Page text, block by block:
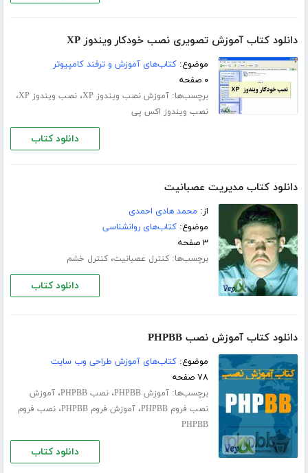
دانلود کتاب آموزش تصویری نصب خودکار ویندوز XP
موضوع:کتاب‌های آموزش و ترفند کامپیوتر
۰ صفحه
برچسب‌ها:آموزش نصب ویندوز XP ،نصب ویندوز XP ،
نصب ویندوز اکس پی
دانلود کتاب
دانلود کتاب مدیریت عصبانیت
از: محمد هادی احمدی
موضوع:کتاب‌های روانشناسی
۳ صفحه
برچسب‌ها:کنترل عصبانیت،کنترل خشم
دانلود کتاب
دانلود کتاب آموزش نصب PHPBB
موضوع:کتاب‌های آموزش طراحی وب سایت
۷۸ صفحه
برچسب‌ها:آموزش PHPBB ،نصب PHPBB ،آموزش
نصب فروم PHPBB
،آموزش فروم PHPBB ،نصب فروم
PHPBB
دانلود کتاب